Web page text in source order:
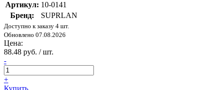
Артикул: 10-0141
Бренд:
SUPRLAN
Доступно к заказу 4 шт.
Обновлено 07.08.2026
Цена:
88.48 руб. / шт.
-
+
Купить